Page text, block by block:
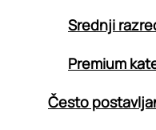
Srednji
Premium
Često